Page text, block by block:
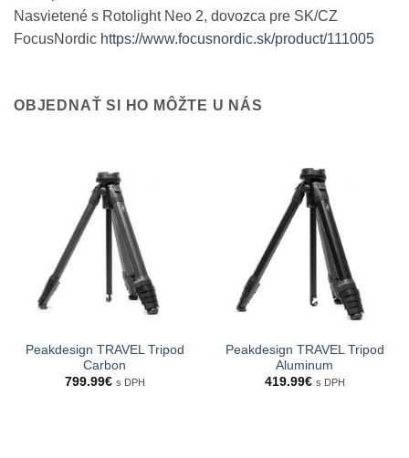
Nasvietené s Rotolight Neo 2, dovozca pre SK/CZ
FocusNordic https://www.focusnordic.sk/product/111005
OBJEDNAŤ SI HO MÔŽTE U NÁS
Peakdesign TRAVEL Tripod
Carbon
799.99€ s DPH
Peakdesign TRAVEL Tripod
Aluminum
419.99€ s DPH